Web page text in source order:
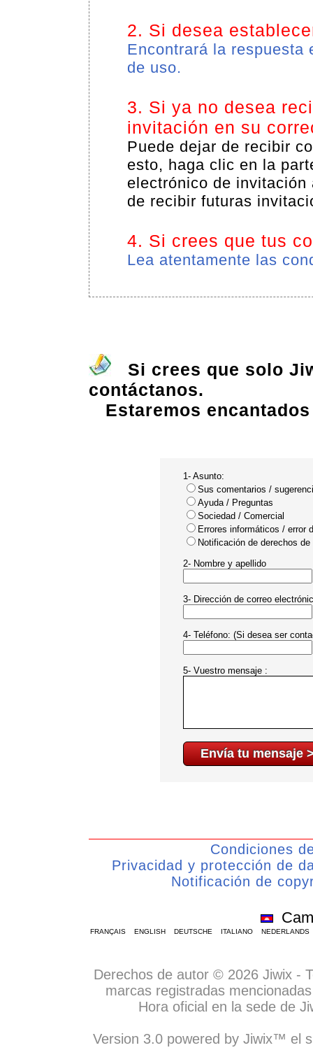
2. Si desea
Encontrará la respuesta
de uso.
3. Si ya no desea
invitación en su
Puede dejar de recibir
esto, haga clic en la
electrónico de
de recibir futuras
4. Si crees que tus
Lea atentamente las
Si crees que solo
contáctanos.
Estaremos
1- Asunto:
Sus comentarios /
Ayuda / Preguntas
Sociedad / Comercial
Errores informáticos / error
Notificación de derechos
2- Nombre y apellido
3- Dirección de correo
4- Teléfono: (Si desea ser
5- Vuestro mensaje :
Condiciones
Privacidad y protección de
Notificación de
FRANÇAIS ENGLISH DEUTSCHE ITALIANO NEDERLANDS
Derechos de autor © 2026 Jiwix -
marcas registradas
Hora oficial en la sede de
Version 3.0 powered by Jiwix™ el